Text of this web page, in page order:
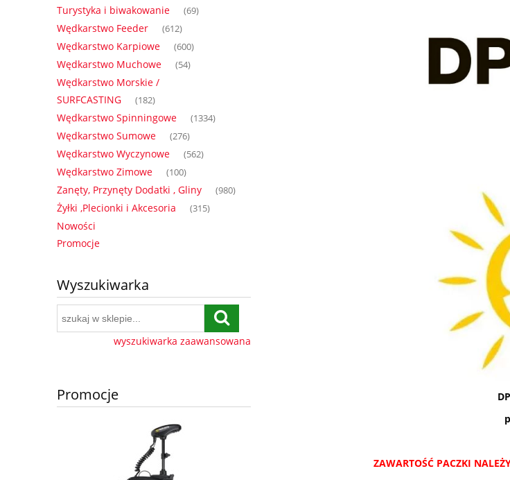
Turystyka i biwakowanie (69)
Wędkarstwo Feeder (612)
Wędkarstwo Karpiowe (600)
Wędkarstwo Muchowe (54)
Wędkarstwo Morskie /
SURFCASTING
(182)
Wędkarstwo Spinningowe (1334)
Wędkarstwo Sumowe (276)
Wędkarstwo Wyczynowe (562)
Wędkarstwo Zimowe (100)
Zanęty, Przynęty Dodatki , Gliny (980)
Żyłki ,Plecionki i Akcesoria (315)
Nowości
Promocje
Wyszukiwarka
wyszukiwarka zaawansowana
Promocje
ZAWARTOŚĆ PACZKI